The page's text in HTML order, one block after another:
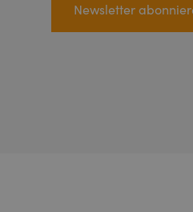
Newsletter